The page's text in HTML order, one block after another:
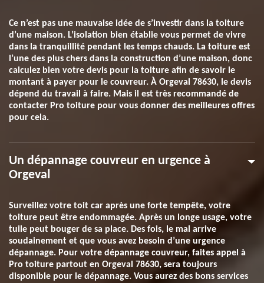
Ce n’est pas une mauvaise idée de s’investir dans la toiture
d’une maison. L’isolation bien établie vous permet de vivre
dans la tranquillité pendant les temps chauds. La toiture est
l’une des plus chers dans la construction d’une maison, donc
calculez bien votre devis pour la toiture afin de savoir le
montant à payer pour le couvreur. À Orgeval 78630, le devis
dépend du travail à faire. Mais il est très recommandé de
contacter Pro toiture pour vous donner des meilleures offres
pour cela.
Un dépannage couvreur en urgence à
Orgeval
Surveillez votre toit car après une forte tempête, votre
toiture peut être endommagée. Après un longe usage, votre
tuile peut bouger de sa place. Des fois, le mal arrive
soudainement et que vous avez besoin d’une urgence
dépannage. Pour votre dépannage couvreur, faites appel à
Pro toiture partout en Orgeval 78630, sera toujours
disponible pour le dépannage. Vous aurez des bons services